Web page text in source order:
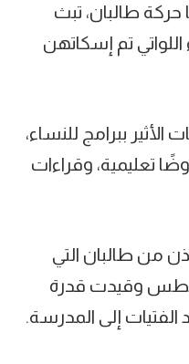
طالبان، تبث
تم إسكاتهن
ببرامج للنساء،
تعليمية، وقراءات
من طالبان التي
وقيدت قدرة
الفتيات إلى المدرسة.